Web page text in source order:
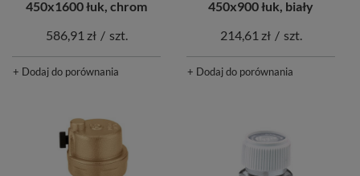
450x1600 łuk, chrom
586,91 zł / szt.
+ Dodaj do porównania
450x900 łuk, biały
214,61 zł / szt.
+ Dodaj do porównania